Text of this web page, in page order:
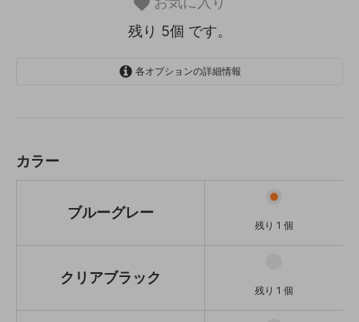
残り 5個 です。
各オプションの詳細情報
クリアホワイト
在庫 0 個 売切れ中
スモーキーピンク
カラー
ブルーグレー
残り 1 個
クリアブラック
残り 1 個